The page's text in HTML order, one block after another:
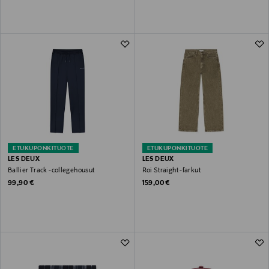
ETUKUPONKITUOTE
LES DEUX
Ballier Track -collegehousut
Original Price
99,90 €
ETUKUPONKITUOTE
LES DEUX
Roi Straight -farkut
Original Price
159,00 €